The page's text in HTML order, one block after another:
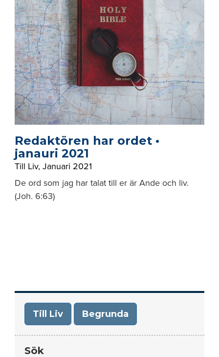
Redaktören har ordet •
janauri 2021
Till Liv, Januari 2021
De ord som jag har talat till er är Ande och liv.
(Joh. 6:63)
Till Liv Begrunda
Sök